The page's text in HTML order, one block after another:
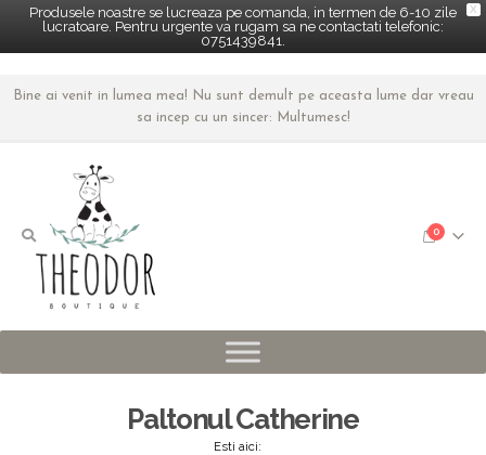
X
Produsele noastre se lucreaza pe comanda, in termen de 6-10 zile
lucratoare. Pentru urgente va rugam sa ne contactati telefonic:
0751439841.
Bine ai venit in lumea mea! Nu sunt demult pe aceasta lume dar vreau
sa incep cu un sincer: Multumesc!
0
Paltonul Catherine
Esti aici: